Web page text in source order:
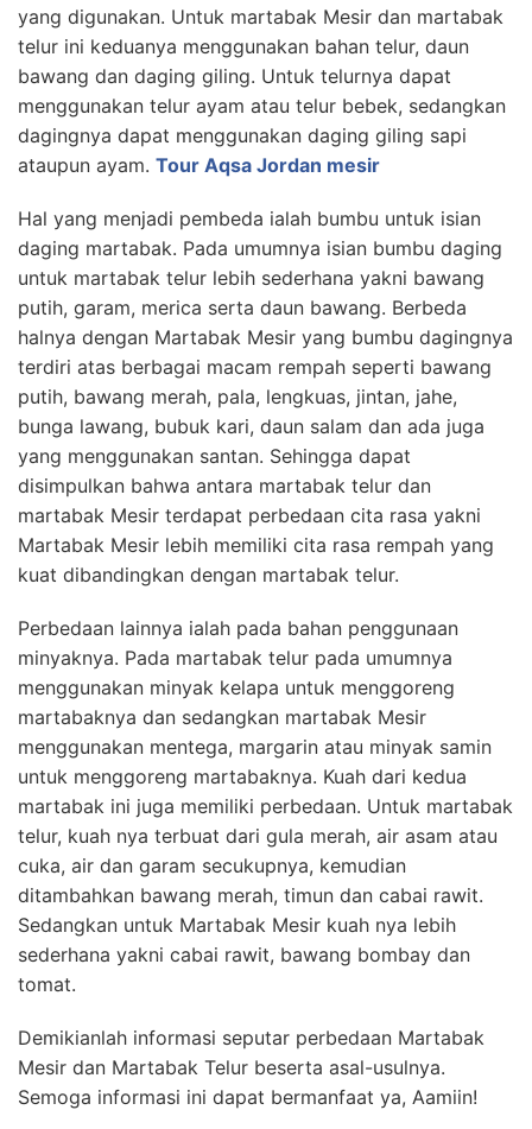
yang digunakan. Untuk martabak Mesir dan martabak
telur ini keduanya menggunakan bahan telur, daun
bawang dan daging giling. Untuk telurnya dapat
menggunakan telur ayam atau telur bebek, sedangkan
dagingnya dapat menggunakan daging giling sapi
ataupun ayam. Tour Aqsa Jordan mesir
Hal yang menjadi pembeda ialah bumbu untuk isian
daging martabak. Pada umumnya isian bumbu daging
untuk martabak telur lebih sederhana yakni bawang
putih, garam, merica serta daun bawang. Berbeda
halnya dengan Martabak Mesir yang bumbu dagingnya
terdiri atas berbagai macam rempah seperti bawang
putih, bawang merah, pala, lengkuas, jintan, jahe,
bunga lawang, bubuk kari, daun salam dan ada juga
yang menggunakan santan. Sehingga dapat
disimpulkan bahwa antara martabak telur dan
martabak Mesir terdapat perbedaan cita rasa yakni
Martabak Mesir lebih memiliki cita rasa rempah yang
kuat dibandingkan dengan martabak telur.
Perbedaan lainnya ialah pada bahan penggunaan
minyaknya. Pada martabak telur pada umumnya
menggunakan minyak kelapa untuk menggoreng
martabaknya dan sedangkan martabak Mesir
menggunakan mentega, margarin atau minyak samin
untuk menggoreng martabaknya. Kuah dari kedua
martabak ini juga memiliki perbedaan. Untuk martabak
telur, kuah nya terbuat dari gula merah, air asam atau
cuka, air dan garam secukupnya, kemudian
ditambahkan bawang merah, timun dan cabai rawit.
Sedangkan untuk Martabak Mesir kuah nya lebih
sederhana yakni cabai rawit, bawang bombay dan
tomat.
Demikianlah informasi seputar perbedaan Martabak
Mesir dan Martabak Telur beserta asal-usulnya.
Semoga informasi ini dapat bermanfaat ya, Aamiin!